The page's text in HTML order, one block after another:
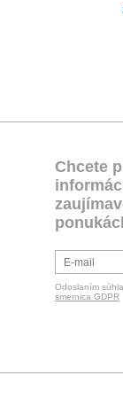
Chcete
Odoslaním
smernica GDPR